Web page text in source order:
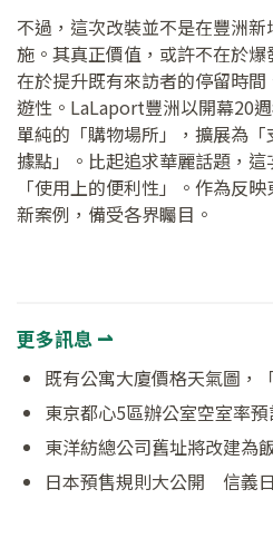
不過，這次改裝並不是在豐洲
施。其真正價值，或許不在於
在於提升既有來訪者的停留時
遊性。LaLaport豐洲以開幕20
單純的「購物場所」，擴展為
據點」。比起追求華麗話題，
「使用上的便利性」。作為反
新案例，備受各界矚目。
更多訊息 ⇀
既有公寓大廈價格天氣圖，
東京都心5區辦公室空室率
東洋紡總公司舊址將改建為
日本預售規則大公開 信義